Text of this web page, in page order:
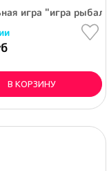
и кораблик
игра "игра
В КОРЗИНУ